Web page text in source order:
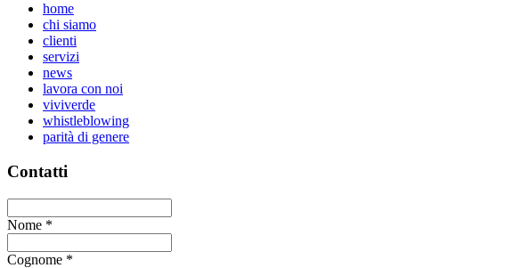
home
chi siamo
clienti
servizi
news
lavora con noi
viviverde
whistleblowing
parità di genere
Contatti
Nome *
Cognome *